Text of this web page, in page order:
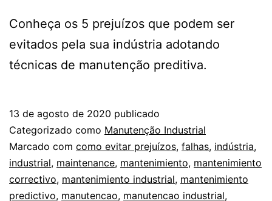
Conheça os 5 prejuízos que podem ser
evitados pela sua indústria adotando
técnicas de manutenção preditiva.
13 de agosto de 2020 publicado
Categorizado como Manutenção Industrial
Marcado com como evitar prejuízos, falhas, indústria,
industrial, maintenance, mantenimiento, mantenimiento
correctivo, mantenimiento industrial, mantenimiento
predictivo, manutencao, manutencao industrial,